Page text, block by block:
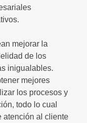
mejorar la
de los
inigualables.
mejores
los procesos y
todo lo cual
atención al cliente